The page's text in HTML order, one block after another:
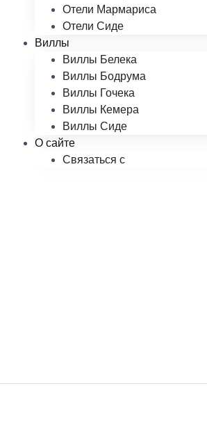
Отели Мармариса
Отели Сиде
Виллы
Виллы Белека
Виллы Бодрума
Виллы Гочека
Виллы Кемера
Виллы Сиде
О сайте
Связаться с